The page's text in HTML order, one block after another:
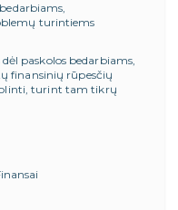
turintiems
paskolos bedarbiams,
finansinių rūpesčių
turint tam tikrų